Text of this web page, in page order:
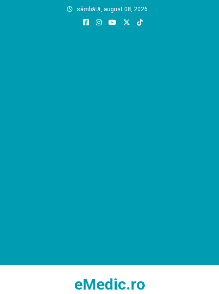
sâmbătă, august 08, 2026
eMedic.ro